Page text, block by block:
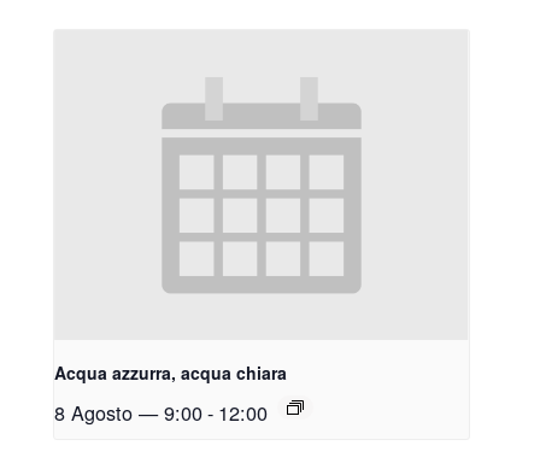
Acqua azzurra, acqua chiara
8 Agosto — 9:00- 12:00